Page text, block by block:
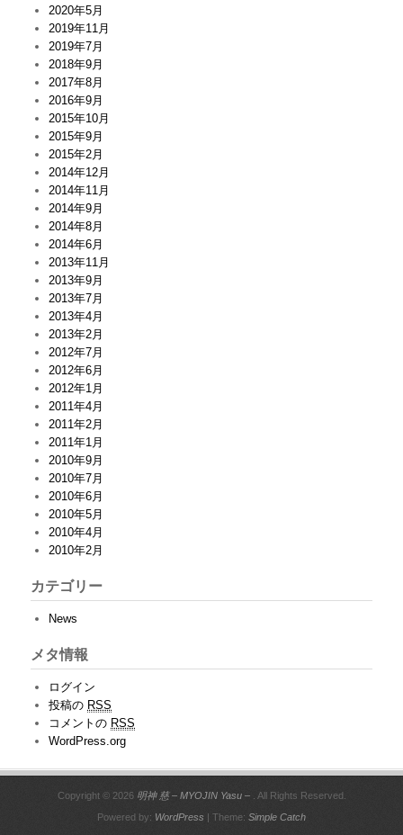
2020年5月
2019年11月
2019年7月
2018年9月
2017年8月
2016年9月
2015年10月
2015年9月
2015年2月
2014年12月
2014年11月
2014年9月
2014年8月
2014年6月
2013年11月
2013年9月
2013年7月
2013年4月
2013年2月
2012年7月
2012年6月
2012年1月
2011年4月
2011年2月
2011年1月
2010年9月
2010年7月
2010年6月
2010年5月
2010年4月
2010年2月
カテゴリー
News
メタ情報
ログイン
投稿の RSS
コメントの RSS
WordPress.org
Copyright © 2026 明神 慈 – MYOJIN Yasu –. All Rights Reserved.
Powered by: WordPress | Theme: Simple Catch